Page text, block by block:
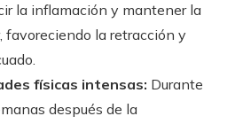
la inflamación y mantener la
favoreciendo la retracción y
físicas intensas: Durante
después de la